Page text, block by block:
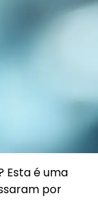
Esta é uma
por